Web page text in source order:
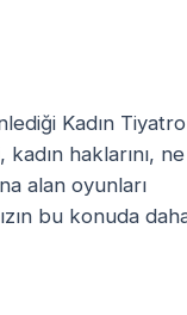
Kadın Tiyatro
haklarını, ne
alan oyunları
bu konuda